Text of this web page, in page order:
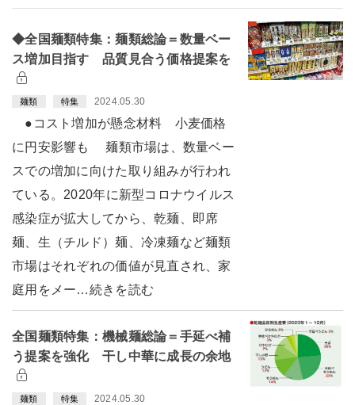
◆全国麺類特集：麺類総論＝数量ベー
ス増加目指す 品質見合う価格提案を
麺類 特集 2024.05.30
●コスト増加が懸念材料 小麦価格
に円安影響も 麺類市場は、数量ベー
スでの増加に向けた取り組みが行われ
ている。2020年に新型コロナウイルス
感染症が拡大してから、乾麺、即席
麺、生（チルド）麺、冷凍麺など麺類
市場はそれぞれの価値が見直され、家
庭用をメー…続きを読む
全国麺類特集：機械麺総論＝手延べ補
う提案を強化 干し中華に成長の余地
麺類 特集 2024.05.30